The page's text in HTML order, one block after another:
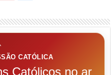
CATÓLICA
Católicos no ar